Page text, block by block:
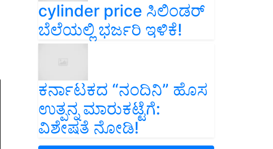
cylinder price ಸಿಲಿಂಡರ್‌
ಬೆಲೆಯಲ್ಲಿ ಭರ್ಜರಿ ಇಳಿಕೆ!
ಕರ್ನಾಟಕದ “ನಂದಿನಿ” ಹೊಸ
ಉತ್ಪನ್ನ ಮಾರುಕಟ್ಟೆಗೆ:
ವಿಶೇಷತೆ ನೋಡಿ!